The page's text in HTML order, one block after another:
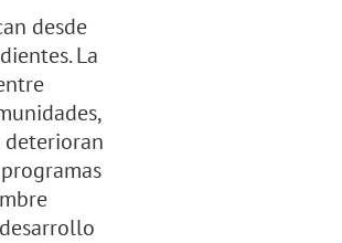
desde
La
deterioran